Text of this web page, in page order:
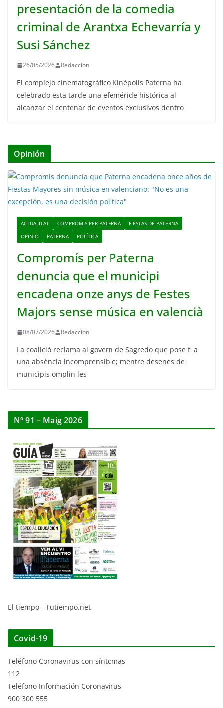
presentación de la comedia
criminal de Arantxa Echevarría y
Susi Sánchez
26/05/2026 Redaccion
El complejo cinematográfico Kinépolis Paterna ha
celebrado esta tarde una efeméride histórica al
alcanzar el centenar de eventos exclusivos dentro
Opinión
ACTUALITAT COMPROMIS PER PATERNA
FIESTAS DE PATERNA
OPINIÓ
PATERNA POLÍTICA
Compromís per Paterna
denuncia que el municipi
encadena onze anys de Festes
Majors sense música en valencià
08/07/2026 Redaccion
La coalició reclama al govern de Sagredo que pose fi a
una absència incomprensible; mentre desenes de
municipis omplin les
Nº 91 – Maig 2026
El tiempo - Tutiempo.net
Covid-19
Teléfono Coronavirus con síntomas
112
Teléfono Información Coronavirus
900 300 555